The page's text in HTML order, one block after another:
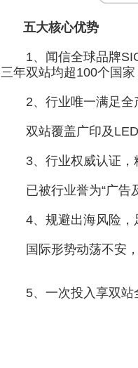
五大核心优势
1、闻信全球品牌
三年双站均超100个国家
2、行业唯一满足全
双站覆盖广印及LED
3、行业权威认证，
已被行业誉为“广告及
4、规避出海风险，
国际形势动荡不安，
5、一次投入享双站